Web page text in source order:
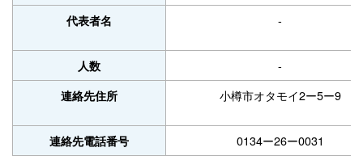
代表者名 -
人数 -
連絡先住所 小樽市オタモイ2ー5ー9
連絡先電話番号 0134ー26ー0031